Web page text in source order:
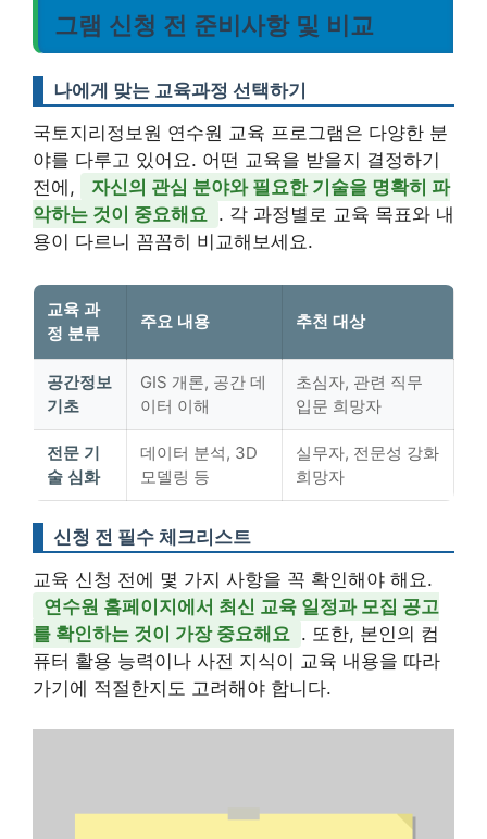
그램 신청 전 준비사항 및 비교
나에게 맞는 교육과정 선택하기
국토지리정보원 연수원 교육 프로그램은 다양한 분
야를 다루고 있어요. 어떤 교육을 받을지 결정하기
전에,
자신의 관심 분야와 필요한 기술을 명확히 파
악하는 것이 중요해요 . 각 과정별로 교육 목표와 내
용이 다르니 꼼꼼히 비교해보세요.
교육 과
정 분류
주요 내용 추천 대상
공간정보
기초
GIS 개론, 공간 데
이터 이해
초심자, 관련 직무
입문 희망자
전문 기
술 심화
데이터 분석, 3D
모델링 등
실무자, 전문성 강화
희망자
신청 전 필수 체크리스트
교육 신청 전에 몇 가지 사항을 꼭 확인해야 해요.
연수원 홈페이지에서 최신 교육 일정과 모집 공고
를 확인하는 것이 가장 중요해요
. 또한, 본인의 컴
퓨터 활용 능력이나 사전 지식이 교육 내용을 따라
가기에 적절한지도 고려해야 합니다.